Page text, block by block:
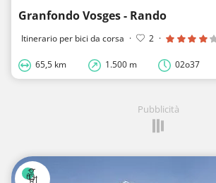
Granfondo Vosges - Rando
Itinerario per bici da corsa · 2 ·
65,5 km 1.500 m 02o37
Pubblicità